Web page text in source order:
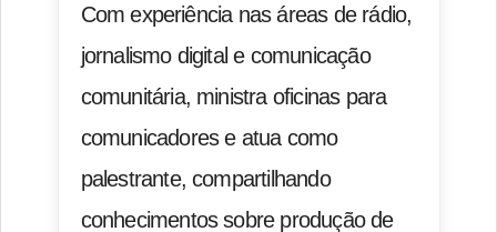
Com experiência nas áreas de rádio,
jornalismo digital e comunicação
comunitária, ministra oficinas para
comunicadores e atua como
palestrante, compartilhando
conhecimentos sobre produção de